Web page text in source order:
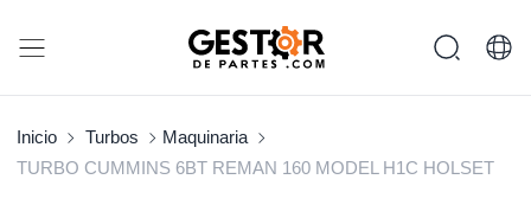
Inicio Turbos
Maquinaria
TURBO CUMMINS 6BT REMAN 160 MODEL H1C HOLSET